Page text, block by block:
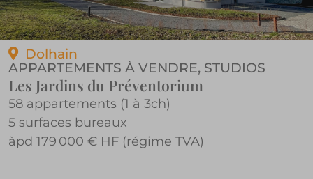
Dolhain
APPARTEMENTS À VENDRE, STUDIOS
Les Jardins du Préventorium
58 appartements (1 à 3ch)
5 surfaces bureaux
àpd 179 000 € HF (régime TVA)